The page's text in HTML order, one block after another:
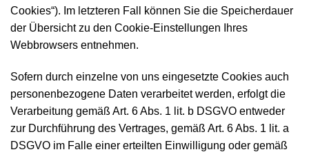
Cookies“). Im letzteren Fall können Sie die Speicherdauer
der Übersicht zu den Cookie-Einstellungen Ihres
Webbrowsers entnehmen.
Sofern durch einzelne von uns eingesetzte Cookies auch
personenbezogene Daten verarbeitet werden, erfolgt die
Verarbeitung gemäß Art. 6 Abs. 1 lit. b DSGVO entweder
zur Durchführung des Vertrages, gemäß Art. 6 Abs. 1 lit. a
DSGVO im Falle einer erteilten Einwilligung oder gemäß